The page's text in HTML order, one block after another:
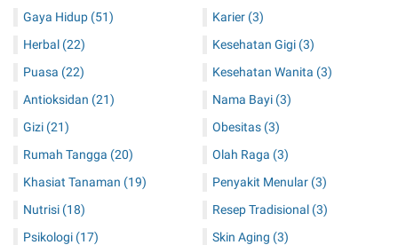
Gaya Hidup (51)
Herbal (22)
Puasa (22)
Antioksidan (21)
Gizi (21)
Rumah Tangga (20)
Khasiat Tanaman (19)
Nutrisi (18)
Psikologi (17)
Karier (3)
Kesehatan Gigi (3)
Kesehatan Wanita (3)
Nama Bayi (3)
Obesitas (3)
Olah Raga (3)
Penyakit Menular (3)
Resep Tradisional (3)
Skin Aging (3)